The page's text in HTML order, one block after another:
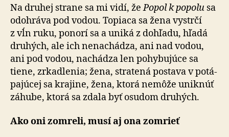
Na druhej strane sa mi vidí, žePopol k popolu sa
odohráva pod vodou. Topiaca sa žena vystrčí
z vĺn ruku, ponorí sa a uniká z dohľadu, hľadá
druhých, ale ich nenachádza, ani nad vodou,
ani pod vodou, nachádza len pohybujúce sa
tiene, zrkadlenia; žena, stratená postava v po­tá­
pa­jú­cej sa krajine, žena, ktorá nemôže uniknúť
záhube, ktorá sa zdala byť osudom druhých.
Ako oni zomreli, musí aj ona zomrieť